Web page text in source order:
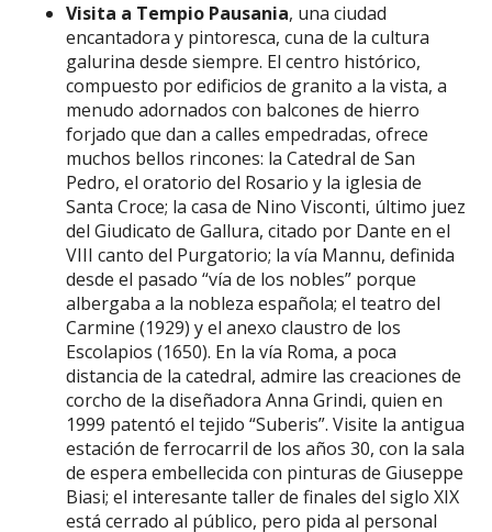
Visita a Tempio Pausania, una ciudad
encantadora y pintoresca, cuna de la cultura
galurina desde siempre. El centro histórico,
compuesto por edificios de granito a la vista, a
menudo adornados con balcones de hierro
forjado que dan a calles empedradas, ofrece
muchos bellos rincones: la Catedral de San
Pedro, el oratorio del Rosario y la iglesia de
Santa Croce; la casa de Nino Visconti, último juez
del Giudicato de Gallura, citado por Dante en el
VIII canto del Purgatorio; la vía Mannu, definida
desde el pasado “vía de los nobles” porque
albergaba a la nobleza española; el teatro del
Carmine (1929) y el anexo claustro de los
Escolapios (1650). En la vía Roma, a poca
distancia de la catedral, admire las creaciones de
corcho de la diseñadora Anna Grindi, quien en
1999 patentó el tejido “Suberis”. Visite la antigua
estación de ferrocarril de los años 30, con la sala
de espera embellecida con pinturas de Giuseppe
Biasi; el interesante taller de finales del siglo XIX
está cerrado al público, pero pida al personal